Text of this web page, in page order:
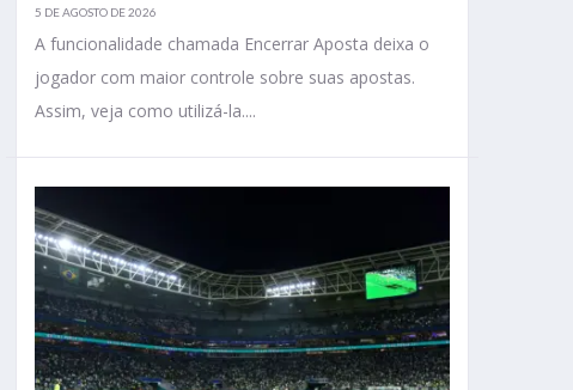
5 DE AGOSTO DE 2026
A funcionalidade chamada Encerrar Aposta deixa o
jogador com maior controle sobre suas apostas.
Assim, veja como utilizá-la....